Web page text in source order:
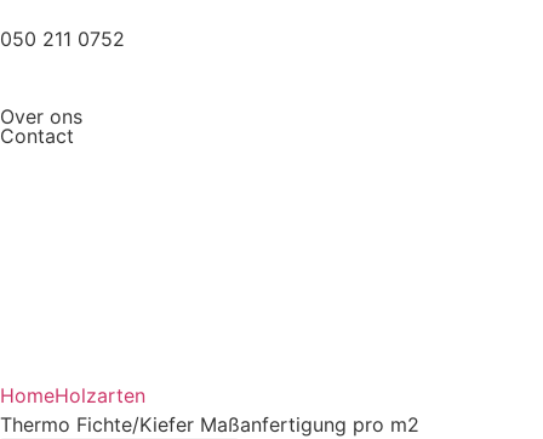
050 211 0752
Over ons
Contact
HomeHolzarten
Thermo Fichte/Kiefer Maßanfertigung pro m2